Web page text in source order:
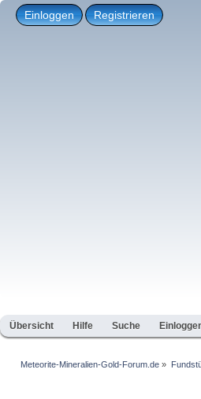
Einloggen Registrieren
Übersicht Hilfe Suche
Meteorite-Mineralien-Gold-Forum.de »